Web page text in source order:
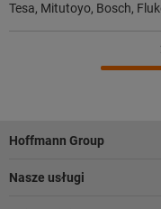
Tesa, Mitutoyo, Bosch,
Stopka
Hoffmann Group
Nasze usługi